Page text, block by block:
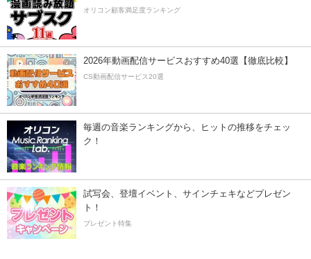
オリコン顧客満足度ランキング
2026年動画配信サービスおすすめ40選【徹底比較】
CS動画配信サービス20選
毎週の音楽ランキングから、ヒットの推移をチェッ
ク！
試写会、登壇イベント、サインチェキなどプレゼン
ト！
プレゼント特集